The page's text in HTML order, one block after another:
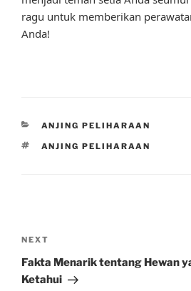
ragu untuk memberikan
Anda!
CATEGORIES
ANJING PELIHARAAN
TAGS
ANJING PELIHARAAN
navigation
Next
Post
NEXT
Fakta Menarik tentang Hewan
Ketahui